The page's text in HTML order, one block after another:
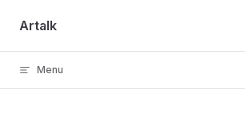
Skip to content
Artalk
Menu